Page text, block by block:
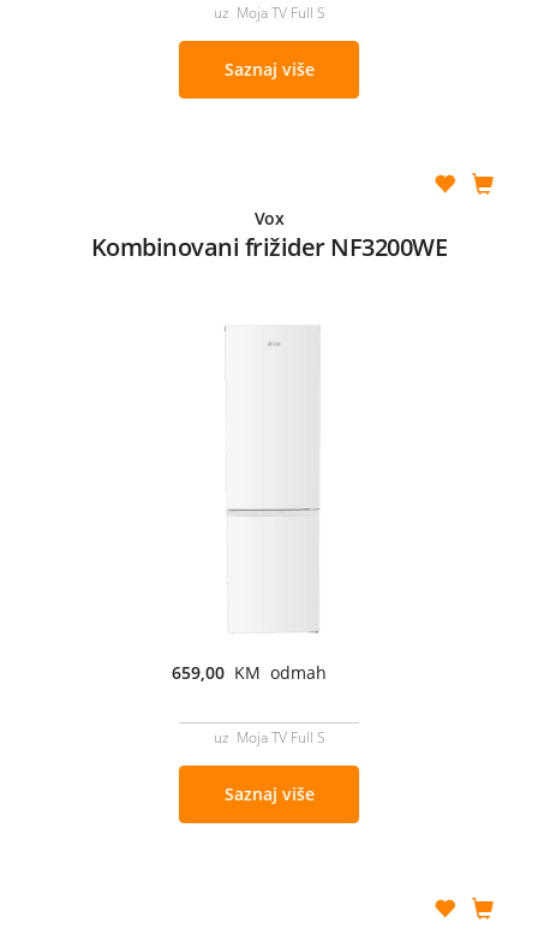
uz Moja TV Full S
Saznaj više
Vox
Kombinovani frižider NF3200WE
659,00 KM odmah
uz Moja TV Full S
Saznaj više